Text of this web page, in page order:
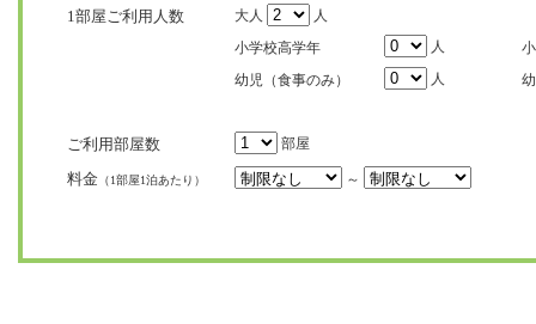
1部屋ご利用人数 大人
人
小学校高学年
人
幼児（食事のみ）
人
ご利用部屋数 部屋
料金 （1部屋1泊あたり） ～